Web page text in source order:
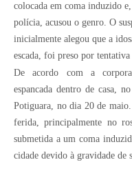
colocada em coma induzido
polícia, acusou o genro. O
inicialmente alegou que a
escada, foi preso por
De acordo com a
espancada dentro de casa,
Potiguara, no dia 20 de
ferida, principalmente no
submetida a um coma
cidade devido à gravidade de